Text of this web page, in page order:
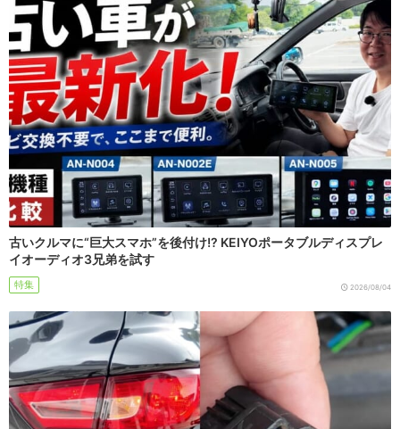
古いクルマに“巨大スマホ”を後付け!? KEIYOポータブルディスプレ
イオーディオ3兄弟を試す
特集 2026/08/04